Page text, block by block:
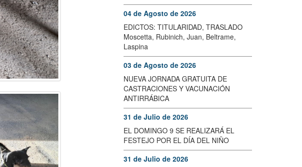
04 de Agosto de 2026
EDICTOS: TITULARIDAD, TRASLADO
Moscetta, Rubinich, Juan, Beltrame,
Laspina
03 de Agosto de 2026
NUEVA JORNADA GRATUITA DE
CASTRACIONES Y VACUNACIÓN
ANTIRRÁBICA
31 de Julio de 2026
EL DOMINGO 9 SE REALIZARÁ EL
FESTEJO POR EL DÍA DEL NIÑO
31 de Julio de 2026